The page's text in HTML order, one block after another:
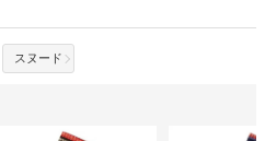
スヌード